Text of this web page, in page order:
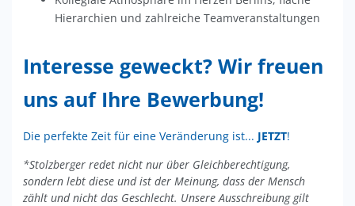
Hierarchien und zahlreiche Teamveranstaltungen​​
Interesse geweckt? Wir freuen
uns auf Ihre Bewerbung!
Die perfekte Zeit für eine Veränderung ist... JETZT!
*Stolzberger redet nicht nur über Gleichberechtigung,
sondern lebt diese und ist der Meinung, dass der Mensch
zählt und nicht das Geschlecht. Unsere Ausschreibung gilt